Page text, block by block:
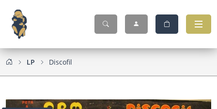
LP Discofil